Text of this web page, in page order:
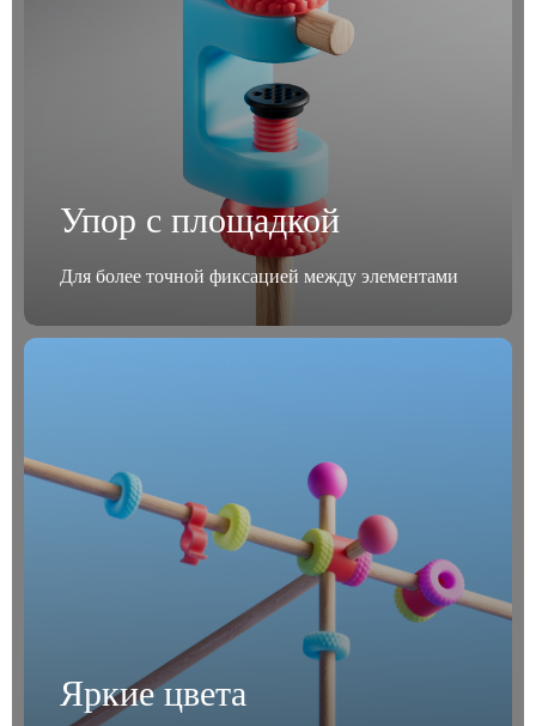
Упор с площадкой
Для более точной фиксацией между элементами
Яркие цвета